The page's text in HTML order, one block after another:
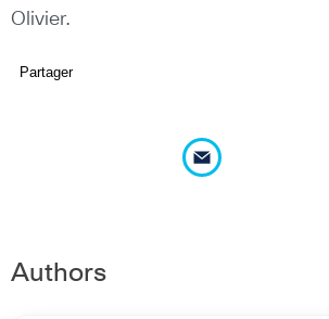
Olivier.
Partager
Authors